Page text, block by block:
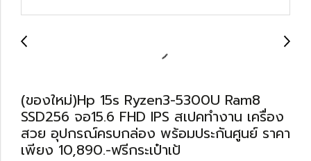
(ของใหม่)Hp 15s Ryzen3-5300U Ram8
SSD256 จอ15.6 FHD IPS สเปคทำงาน เครื่อง
สวย อุปกรณ์ครบกล่อง พร้อมประกันศูนย์ ราคา
เพียง 10,890.-ฟรีกระเป๋าเป้